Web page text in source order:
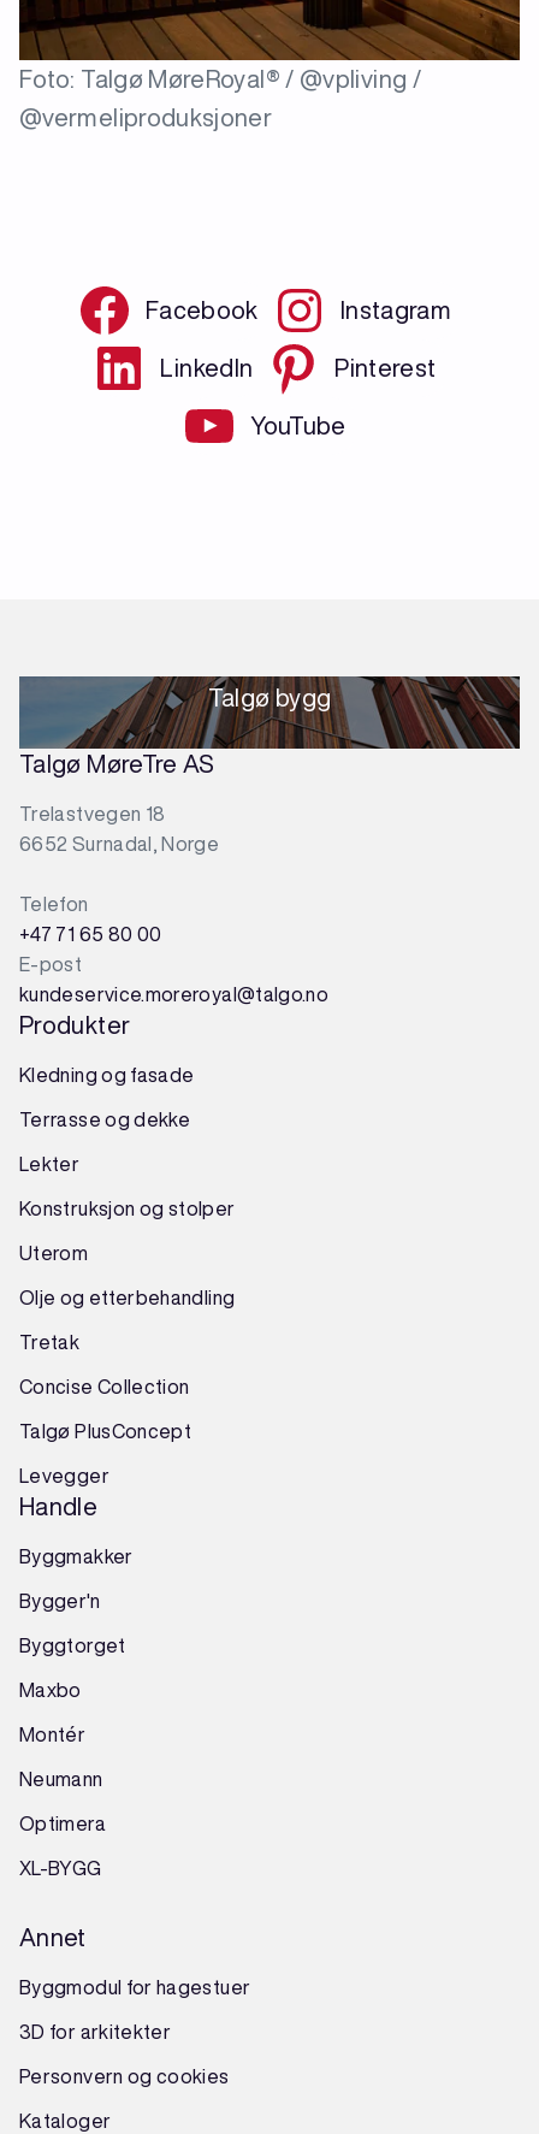
Foto: Talgø MøreRoyal® / @vpliving /
@vermeliproduksjoner
Facebook Instagram
LinkedIn Pinterest
YouTube
Talgø bygg
Talgø MøreTre AS
Trelastvegen 18
6652 Surnadal, Norge
Telefon
+47 71 65 80 00
E-post
kundeservice.moreroyal@talgo.no
Produkter
Kledning og fasade
Terrasse og dekke
Lekter
Konstruksjon og stolper
Uterom
Olje og etterbehandling
Tretak
Concise Collection
Talgø PlusConcept
Levegger
Handle
Byggmakker
Bygger'n
Byggtorget
Maxbo
Montér
Neumann
Optimera
XL-BYGG
Annet
Byggmodul for hagestuer
3D for arkitekter
Personvern og cookies
Kataloger